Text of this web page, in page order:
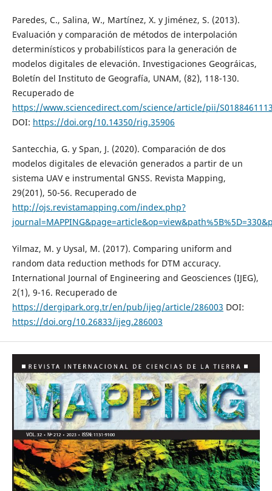
Paredes, C., Salina, W., Martínez, X. y Jiménez, S. (2013).
Evaluación y comparación de métodos de interpolación
determinísticos y probabilísticos para la generación de
modelos digitales de elevación. Investigaciones Geográicas,
Boletín del Instituto de Geografía, UNAM, (82), 118-130.
Recuperado de
https://www.sciencedirect.com/science/article/pii/
DOI: https://doi.org/10.14350/rig.35906
Santecchia, G. y Span, J. (2020). Comparación de dos
modelos digitales de elevación generados a partir de un
sistema UAV e instrumental GNSS. Revista Mapping,
29(201), 50-56. Recuperado de
http://ojs.revistamapping.com/index.php?
Yilmaz, M. y Uysal, M. (2017). Comparing uniform and
random data reduction methods for DTM accuracy.
International Journal of Engineering and Geosciences (IJEG),
2(1), 9-16. Recuperado de
https://dergipark.org.tr/en/pub/ijeg/article/286003 DOI:
https://doi.org/10.26833/ijeg.286003